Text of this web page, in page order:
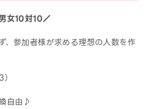
女10対10／
、参加者様が求める理想の人数を作
自由♪